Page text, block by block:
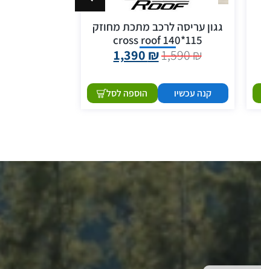
גגון עריסה לרכב מתכת מחוזק
115*140 cross roof
1,590₪
1,390 ₪
קנה עכשיו הוספה לסל